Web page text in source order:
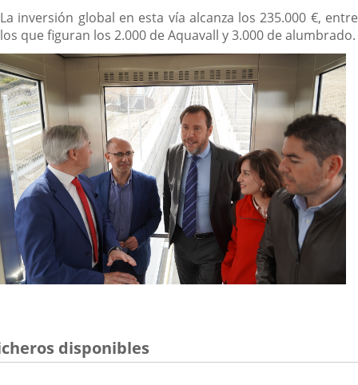
La inversión global en esta vía alcanza los 235.000 €, entre
los que figuran los 2.000 de Aquavall y 3.000 de alumbrado.
disponibles